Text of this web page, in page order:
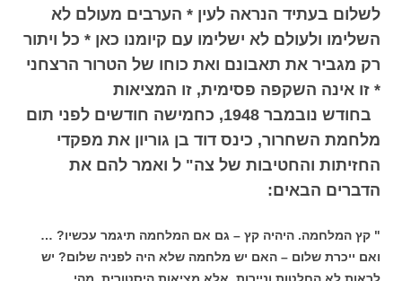
לשלום בעתיד הנראה לעין * הערבים מעולם לא
השלימו ולעולם לא ישלימו עם קיומנו כאן * כל ויתור
רק מגביר את תאבונם ואת כוחו של הטרור הרצחני
* זו אינה השקפה פסימית, זו המציאות
בחודש נובמבר 1948, כחמישה חודשים לפני תום
מלחמת השחרור, כינס דוד בן גוריון את מפקדי
החזיתות והחטיבות של צה" ל ואמר להם את
הדברים הבאים:
" קץ המלחמה. היהיה קץ – גם אם המלחמה תיגמר עכשיו? …
ואם ייכרת שלום – האם יש מלחמה שלא היה לפניה שלום? יש